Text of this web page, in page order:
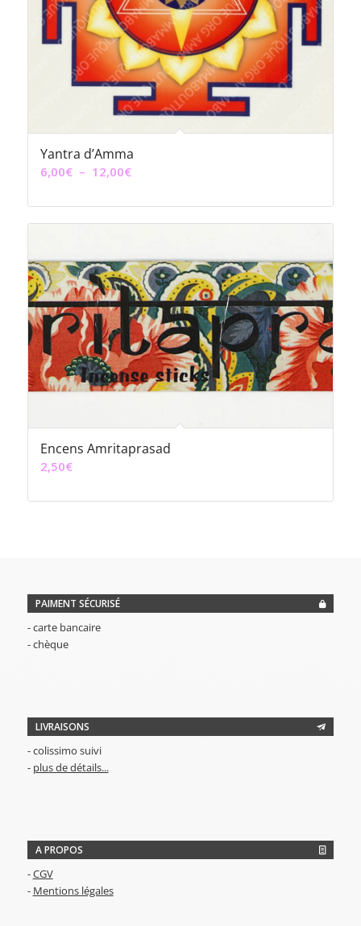
Yantra d’Amma
6,00€ – 12,00€Plage
prix :
12,00€
Encens Amritaprasad
2,50€
PAIMENT SÉCURISÉ
- carte bancaire
- chèque
LIVRAISONS
- colissimo suivi
- plus de détails...
A PROPOS
-CGV
- Mentions légales